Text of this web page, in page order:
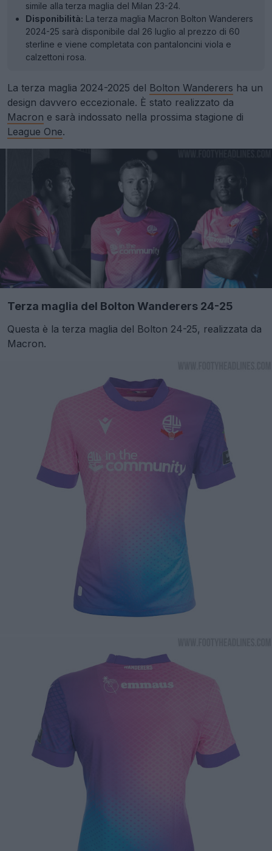
simile alla terza maglia del Milan 23-24.
Disponibilità: La terza maglia Macron Bolton Wanderers
2024-25 sarà disponibile dal 26 luglio al prezzo di 60
sterline e viene completata con pantaloncini viola e
calzettoni rosa.
La terza maglia 2024-2025 del Bolton Wanderers ha un
design davvero eccezionale. È stato realizzato da
Macron e sarà indossato nella prossima stagione di
League One.
Terza maglia del Bolton Wanderers 24-25
Questa è la terza maglia del Bolton 24-25, realizzata da
Macron.